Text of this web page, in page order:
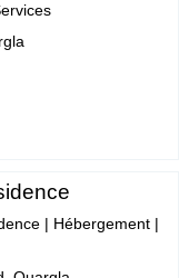
| Hébergement |